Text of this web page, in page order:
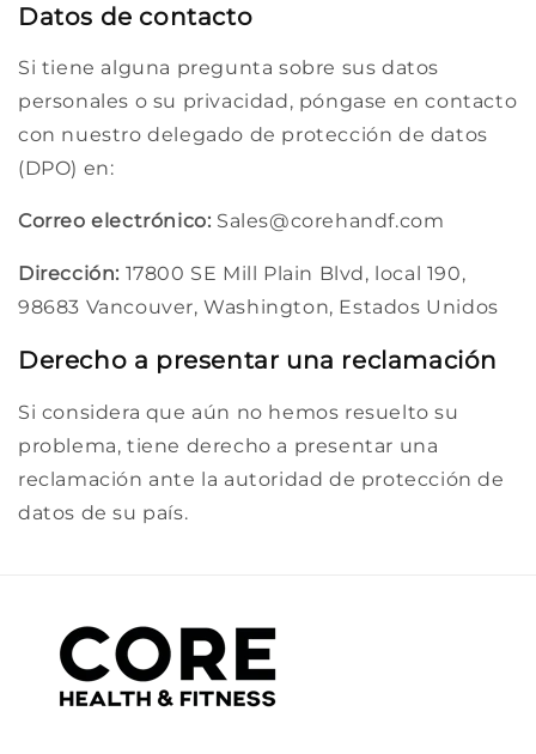
Datos de contacto
Si tiene alguna pregunta sobre sus datos
personales o su privacidad, póngase en contacto
con nuestro delegado de protección de datos
(DPO) en:
Correo electrónico: Sales@corehandf.com
Dirección: 17800 SE Mill Plain Blvd, local 190,
98683 Vancouver, Washington, Estados Unidos
Derecho a presentar una reclamación
Si considera que aún no hemos resuelto su
problema, tiene derecho a presentar una
reclamación ante la autoridad de protección de
datos de su país.